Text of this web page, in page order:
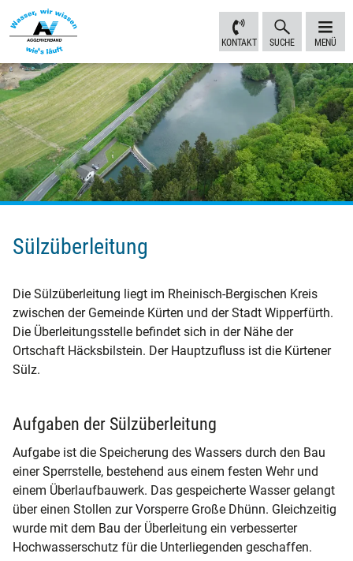
Sprungmarken
Inhalt
anspringen
Navigation
anspringen
Fußbereich
anspringen
KONTAKT SUCHE MENÜ
Sülzüberleitung
Die Sülzüberleitung liegt im Rheinisch-Bergischen Kreis
zwischen der Gemeinde Kürten und der Stadt Wipperfürth.
Die Überleitungsstelle befindet sich in der Nähe der
Ortschaft Häcksbilstein. Der Hauptzufluss ist die Kürtener
Sülz.
Aufgaben der Sülzüberleitung
Aufgabe ist die Speicherung des Wassers durch den Bau
einer Sperrstelle, bestehend aus einem festen Wehr und
einem Überlaufbauwerk. Das gespeicherte Wasser gelangt
über einen Stollen zur Vorsperre Große Dhünn. Gleichzeitig
wurde mit dem Bau der Überleitung ein verbesserter
Hochwasserschutz für die Unterliegenden geschaffen.